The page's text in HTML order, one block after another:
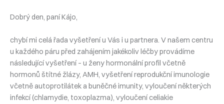
Dobrý den, paní Kájo,
chybí mi celá řada vyšetření u Vás i u partnera. V našem centru
u každého páru před zahájením jakékoliv léčby provádíme
následující vyšetření – u ženy hormonální profil včetně
hormonů štítné žlázy, AMH, vyšetření reprodukční imunologie
včetně autoprotilátek a buněčné imunity, vyloučení některých
infekcí (chlamydie, toxoplazma), vyloučení celiakie